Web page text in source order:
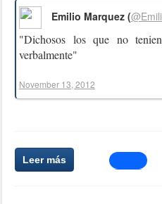
"Dichosos los que no
verbalmente"
Emilio Marquez (
November 13, 2012
Leer más